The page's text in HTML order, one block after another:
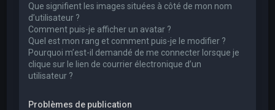
Que signifient les images situées à côté de mon nom
d’utilisateur ?
Comment puis-je afficher un avatar ?
Quel est mon rang et comment puis-je le modifier ?
Pourquoi m’est-il demandé de me connecter lorsque je
clique sur le lien de courrier électronique d’un
utilisateur ?
Problèmes de publication